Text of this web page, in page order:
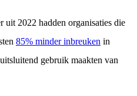
uit 2022 hadden organisaties die
85% minder inbreuken in
gebruik maakten van